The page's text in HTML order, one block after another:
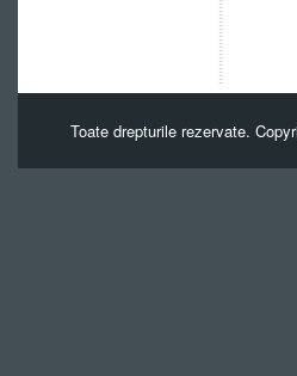
Toate drepturile rezervate.